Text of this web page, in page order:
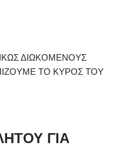
ΔΙΩΚΟΜΕΝΟΥΣ
ΤΟ ΚΥΡΟΣ ΤΟΥ
ΓΙΑ